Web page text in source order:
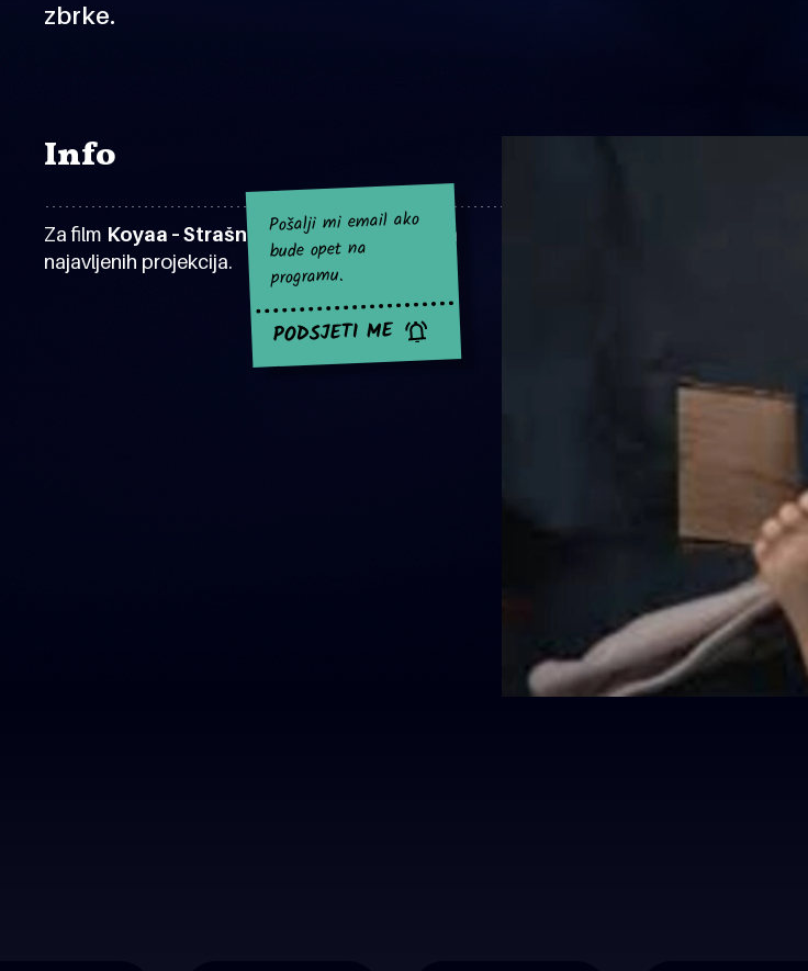
zbrke.
Info
Za film Koyaa – Strašni pokrivač za sad nema
najavljenih projekcija.
Pošalji mi email ako
bude opet na
programu.
PODSJETI ME